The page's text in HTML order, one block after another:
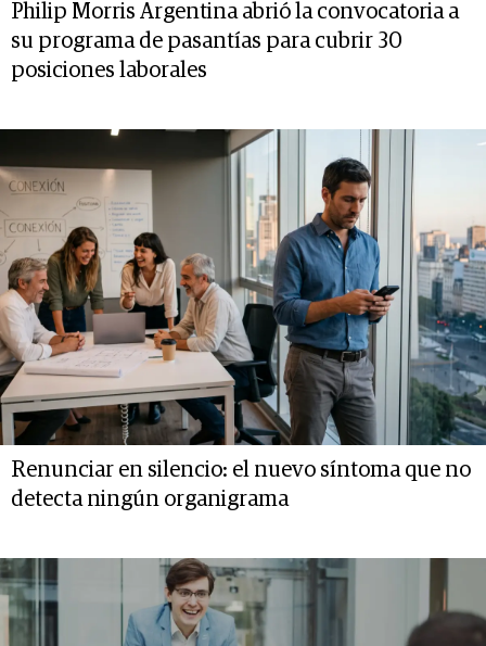
Philip Morris Argentina abrió la convocatoria a
su programa de pasantías para cubrir 30
posiciones laborales
Renunciar en silencio: el nuevo síntoma que no
detecta ningún organigrama